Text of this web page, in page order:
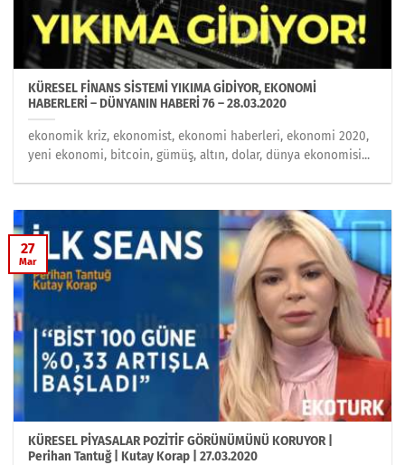
KÜRESEL FİNANS SİSTEMİ YIKIMA GİDİYOR, EKONOMİ
HABERLERİ – DÜNYANIN HABERİ 76 – 28.03.2020
ekonomik kriz, ekonomist, ekonomi haberleri, ekonomi 2020,
yeni ekonomi, bitcoin, gümüş, altın, dolar, dünya ekonomisi...
KÜRESEL PİYASALAR POZİTİF GÖRÜNÜMÜNÜ KORUYOR |
Perihan Tantuğ | Kutay Korap | 27.03.2020
27
Mar